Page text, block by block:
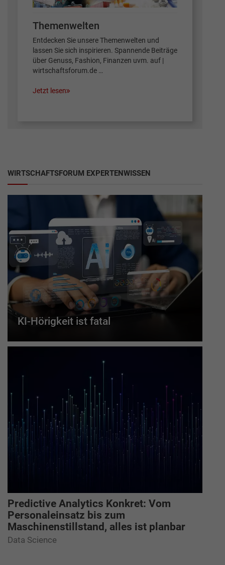
Themenwelten
Entdecken Sie unsere Themenwelten und
lassen Sie sich inspirieren. Spannende Beiträge
über Genuss, Fashion, Finanzen uvm. auf |
wirtschaftsforum.de …
Jetzt lesen
WIRTSCHAFTSFORUM EXPERTENWISSEN
KI-Hörigkeit ist fatal
Predictive Analytics Konkret: Vom
Personaleinsatz bis zum
Maschinenstillstand, alles ist planbar
Data Science